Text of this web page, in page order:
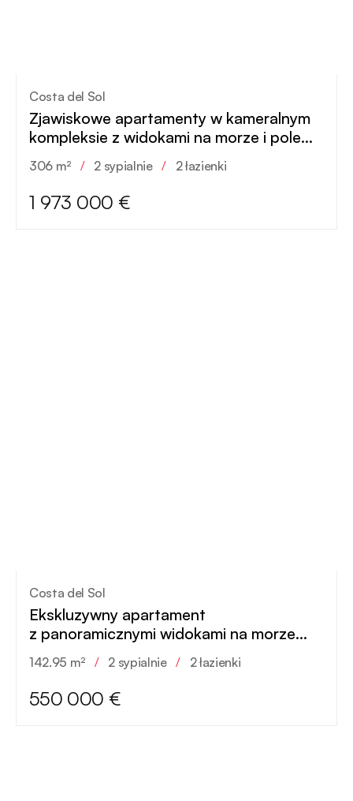
Costa del Sol
Zjawiskowe apartamenty w kameralnym
kompleksie z widokami na morze i pole
golfowe
306 m² / 2 sypialnie / 2 łazienki
1 973 000 €
Costa del Sol
Ekskluzywny apartament
z panoramicznymi widokami na morze
w Esteponie
142.95 m² / 2 sypialnie / 2 łazienki
550 000 €